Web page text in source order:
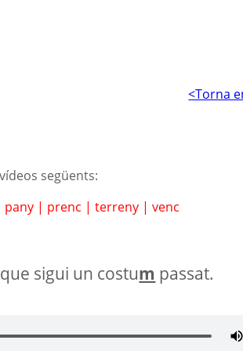
<Torna
següents:
pany | prenc |terreny |venc
sigui un costum passat.